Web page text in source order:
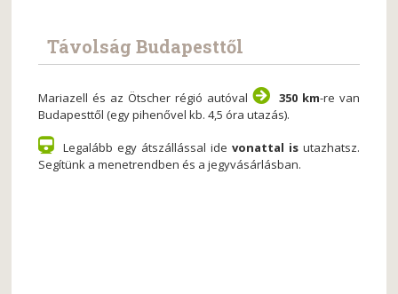
Távolság Budapesttől
Mariazell és az Ötscher régió autóval 350 km-re van
Budapesttől (egy pihenővel kb. 4,5 óra utazás).
Legalább egy átszállással ide vonattal isutazhatsz.
Segítünk a menetrendben és a jegyvásárlásban.